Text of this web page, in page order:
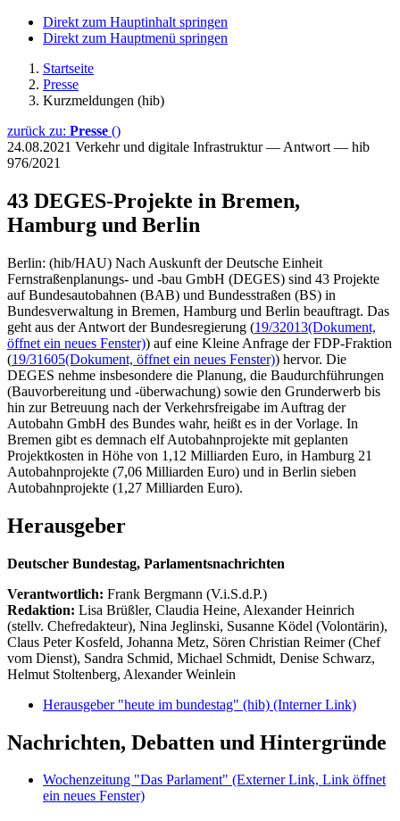
Direkt zum Hauptinhalt springen
Direkt zum Hauptmenü springen
Startseite
Presse
Kurzmeldungen (hib)
zurück zu: Presse ()
24.08.2021 Verkehr und digitale Infrastruktur — Antwort — hib
976/2021
43 DEGES-Projekte in Bremen,
Hamburg und Berlin
Berlin: (hib/HAU) Nach Auskunft der Deutsche Einheit
Fernstraßenplanungs- und -bau GmbH (DEGES) sind 43 Projekte
auf Bundesautobahnen (BAB) und Bundesstraßen (BS) in
Bundesverwaltung in Bremen, Hamburg und Berlin beauftragt. Das
geht aus der Antwort der Bundesregierung (19/32013(Dokument,
öffnet ein neues Fenster)) auf eine Kleine Anfrage der FDP-Fraktion
(19/31605(Dokument, öffnet ein neues Fenster)) hervor. Die
DEGES nehme insbesondere die Planung, die Baudurchführungen
(Bauvorbereitung und -überwachung) sowie den Grunderwerb bis
hin zur Betreuung nach der Verkehrsfreigabe im Auftrag der
Autobahn GmbH des Bundes wahr, heißt es in der Vorlage. In
Bremen gibt es demnach elf Autobahnprojekte mit geplanten
Projektkosten in Höhe von 1,12 Milliarden Euro, in Hamburg 21
Autobahnprojekte (7,06 Milliarden Euro) und in Berlin sieben
Autobahnprojekte (1,27 Milliarden Euro).
Herausgeber
Deutscher Bundestag, Parlamentsnachrichten
Verantwortlich: Frank Bergmann (V.i.S.d.P.)
Redaktion: Lisa Brüßler, Claudia Heine, Alexander Heinrich
(stellv. Chefredakteur), Nina Jeglinski, Susanne Ködel (Volontärin),
Claus Peter Kosfeld, Johanna Metz, Sören Christian Reimer (Chef
vom Dienst), Sandra Schmid, Michael Schmidt, Denise Schwarz,
Helmut Stoltenberg, Alexander Weinlein
Herausgeber "heute im bundestag" (hib) (Interner Link)
Nachrichten, Debatten und Hintergründe
Wochenzeitung "Das Parlament" (Externer Link, Link öffnet
ein neues Fenster)